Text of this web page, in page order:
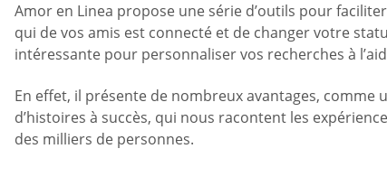
Amor en Linea propose une série d’outils pour
qui de vos amis est connecté et de changer votre
intéressante pour personnaliser vos recherches à
En effet, il présente de nombreux avantages, comme
d’histoires à succès, qui nous racontent les
des milliers de personnes.